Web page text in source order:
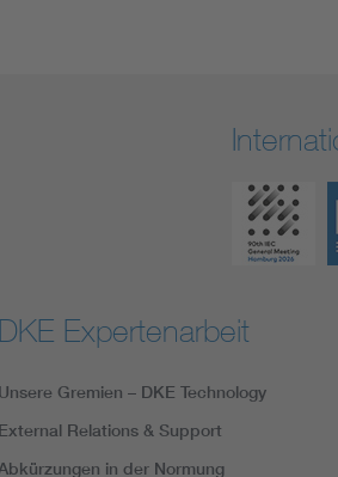
DKE Expertenarbeit
Unsere Gremien – DKE Technology
External Relations & Support
in der Normung